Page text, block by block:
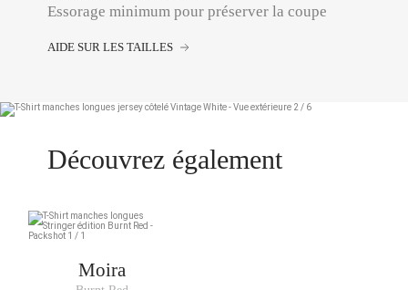
Essorage minimum pour préserver la coupe
AIDE SUR LES TAILLES
Découvrez également
Moira